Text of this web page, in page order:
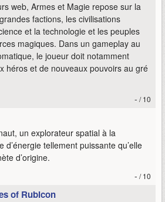
web, Armes et Magie repose sur la
factions, les civilisations
et la technologie et les peuples
magiques. Dans un gameplay au
le joueur doit notamment
héros et de nouveaux pouvoirs au gré
- / 10
un explorateur spatial à la
d’énergie tellement puissante qu’elle
d’origine.
- / 10
of Rubicon